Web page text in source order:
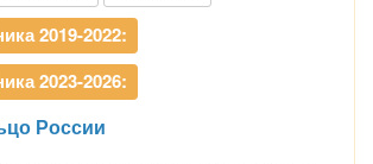
2019-2022:
2023-2026:
России